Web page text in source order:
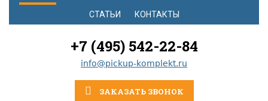
СТАТЬИ КОНТАКТЫ
+7 (495) 542-22-84
info@pickup-komplekt.ru
ЗАКАЗАТЬ ЗВОНОК